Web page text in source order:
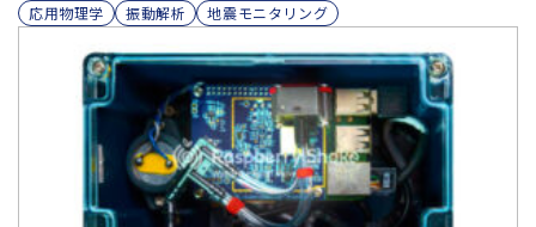
応用物理学 振動解析 地震モニタリング